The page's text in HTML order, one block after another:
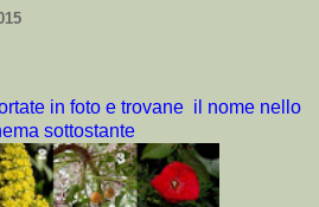
in foto e trovane il nome nello
sottostante